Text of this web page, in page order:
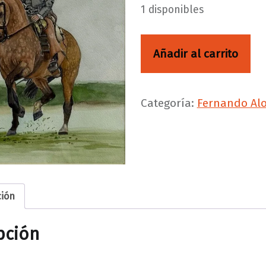
1 disponibles
Rejón de muerte cantidad
Añadir al carrito
Categoría: Fernando